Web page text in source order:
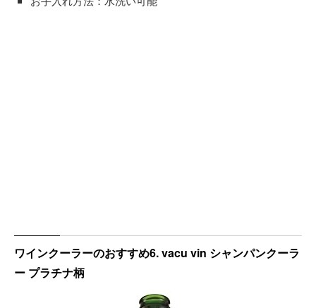
ワインクーラーのおすすめ6. vacu vin シャンパンクーラ
ー プラチナ柄